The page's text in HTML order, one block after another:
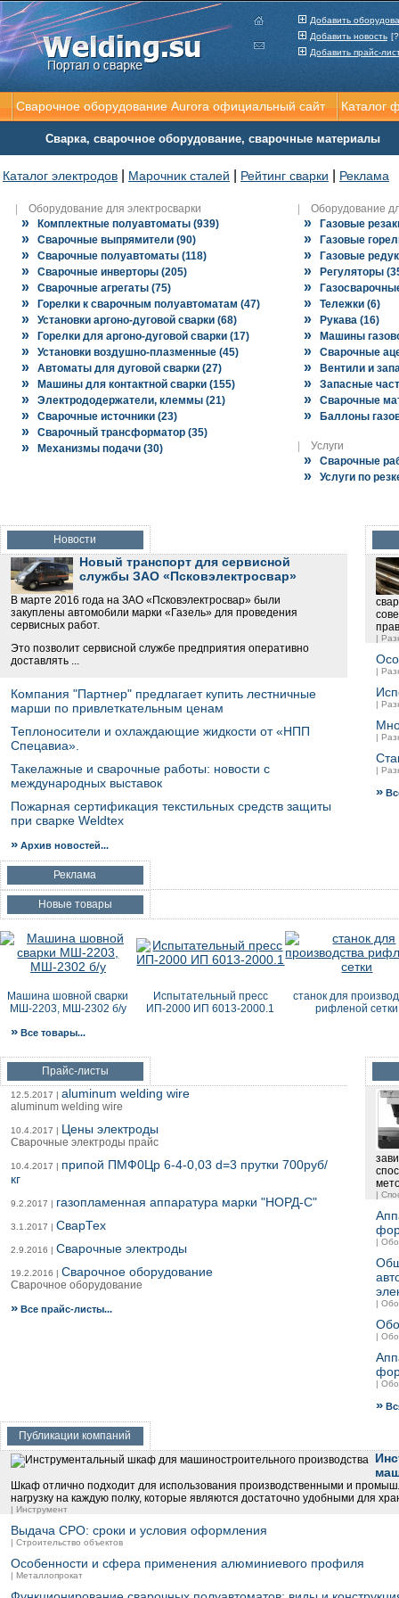
Оборудование для электросварки
» Комплектные полуавтоматы (939)
» Сварочные выпрямители (90)
» Сварочные полуавтоматы (118)
» Сварочные инверторы (205)
» Сварочные агрегаты (75)
» Горелки к сварочным полуавтоматам (47)
» Установки аргоно-дуговой сварки (68)
» Горелки для аргоно-дуговой сварки (17)
» Установки воздушно-плазменные (45)
» Автоматы для дуговой сварки (27)
» Машины для контактной сварки (155)
» Электрододержатели, клеммы (21)
» Сварочные источники (23)
» Сварочный трансформатор (35)
» Механизмы подачи (30)
Оборудование
» Газовые
» Газовые
» Газовые
» Регуляторы
»
» Тележки (6)
» Рукава (16)
» Машины
» Сварочные
» Вентили и
» Запасные
» Сварочные
» Баллоны
Услуги
» Сварочные
» Услуги по
Новости
Новый транспорт для сервисной
службы ЗАО «Псковэлектросвар»
В марте 2016 года на ЗАО «Псковэлектросвар» были
закуплены автомобили марки «Газель» для проведения
сервисных работ.
Это позволит сервисной службе предприятия оперативно
доставлять ...
Компания "Партнер" предлагает купить лестничные
марши по привлеткательным ценам
Теплоносители и охлаждающие жидкости от «НПП
Спецавиа».
Такелажные и сварочные работы: новости с
международных выставок
Пожарная сертификация текстильных средств защиты
при сварке Weldtex
» Архив новостей...
|
|
|
|
|
»
Реклама
Новые товары
Машина шовной сварки
МШ-2203, МШ-2302 б/у
Испытательный пресс
ИП-2000 ИП 6013-2000.1
станок для
рифленой сетки
» Все товары...
Прайс-листы
12.5.2017 | aluminum welding wire
aluminum welding wire
10.4.2017 | Цены электроды
Сварочные электроды прайс
10.4.2017 | припой ПМФ0Цр 6-4-0,03 d=3 прутки 700руб/
кг
9.2.2017 | газопламенная аппаратура марки "НОРД-С"
3.1.2017 | СварТех
2.9.2016 | Сварочные электроды
19.2.2016 | Сварочное оборудование
Сварочное оборудование
» Все прайс-листы...
|
|
|
|
|
»
Публикации компаний
Шкаф отлично подходит для использования производственными и
нагрузку на каждую полку, которые являются достаточно удобными для
| Инструмент
Выдача СРО: сроки и условия оформления
| Строительство объектов
Особенности и сфера применения алюминиевого профиля
| Металлопрокат
Сварочное оборудование Aurora официальный сайт Каталог
Сварка, сварочное оборудование, сварочные материалы
Каталог электродов Марочник сталей Рейтинг сварки Реклама
Добавить
Добавить новость
Добавить прайс-